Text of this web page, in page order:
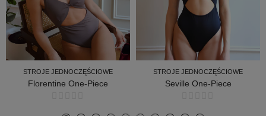
STROJE JEDNOCZĘŚCIOWE
Florentine One-Piece
STROJE JEDNOCZĘŚCIOWE
Seville One-Piece